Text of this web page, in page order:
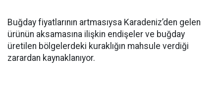
Buğday fiyatlarının artmasıysa Karadeniz’den gelen
ürünün aksamasına ilişkin endişeler ve buğday
üretilen bölgelerdeki kuraklığın mahsule verdiği
zarardan kaynaklanıyor.